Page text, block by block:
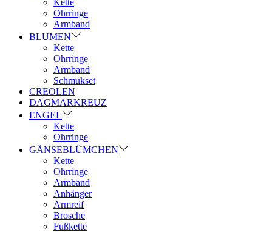
Kette
Ohrringe
Armband
BLUMEN
Kette
Ohrringe
Armband
Schmukset
CREOLEN
DAGMARKREUZ
ENGEL
Kette
Ohrringe
GÄNSEBLÜMCHEN
Kette
Ohrringe
Armband
Anhänger
Armreif
Brosche
Fußkette